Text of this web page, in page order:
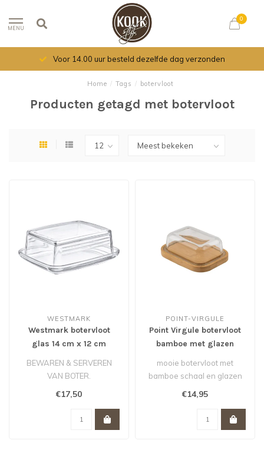
MENU
0
Voor 14.00 uur besteld dezelfde dag verzonden
Home / Tags / botervloot
Producten getagd met botervloot
WESTMARK
Westmark botervloot
glas 14 cm x 12 cm
BEWAREN & SERVEREN
VAN BOTER.
VERHOOGD
RELIËF OP DEKSEL OM
€17,50
POINT-VIRGULE
Point Virgule botervloot
bamboe met glazen
deksel
mooie botervloot met
bamboe schaal en glazen
deksel
€14,95